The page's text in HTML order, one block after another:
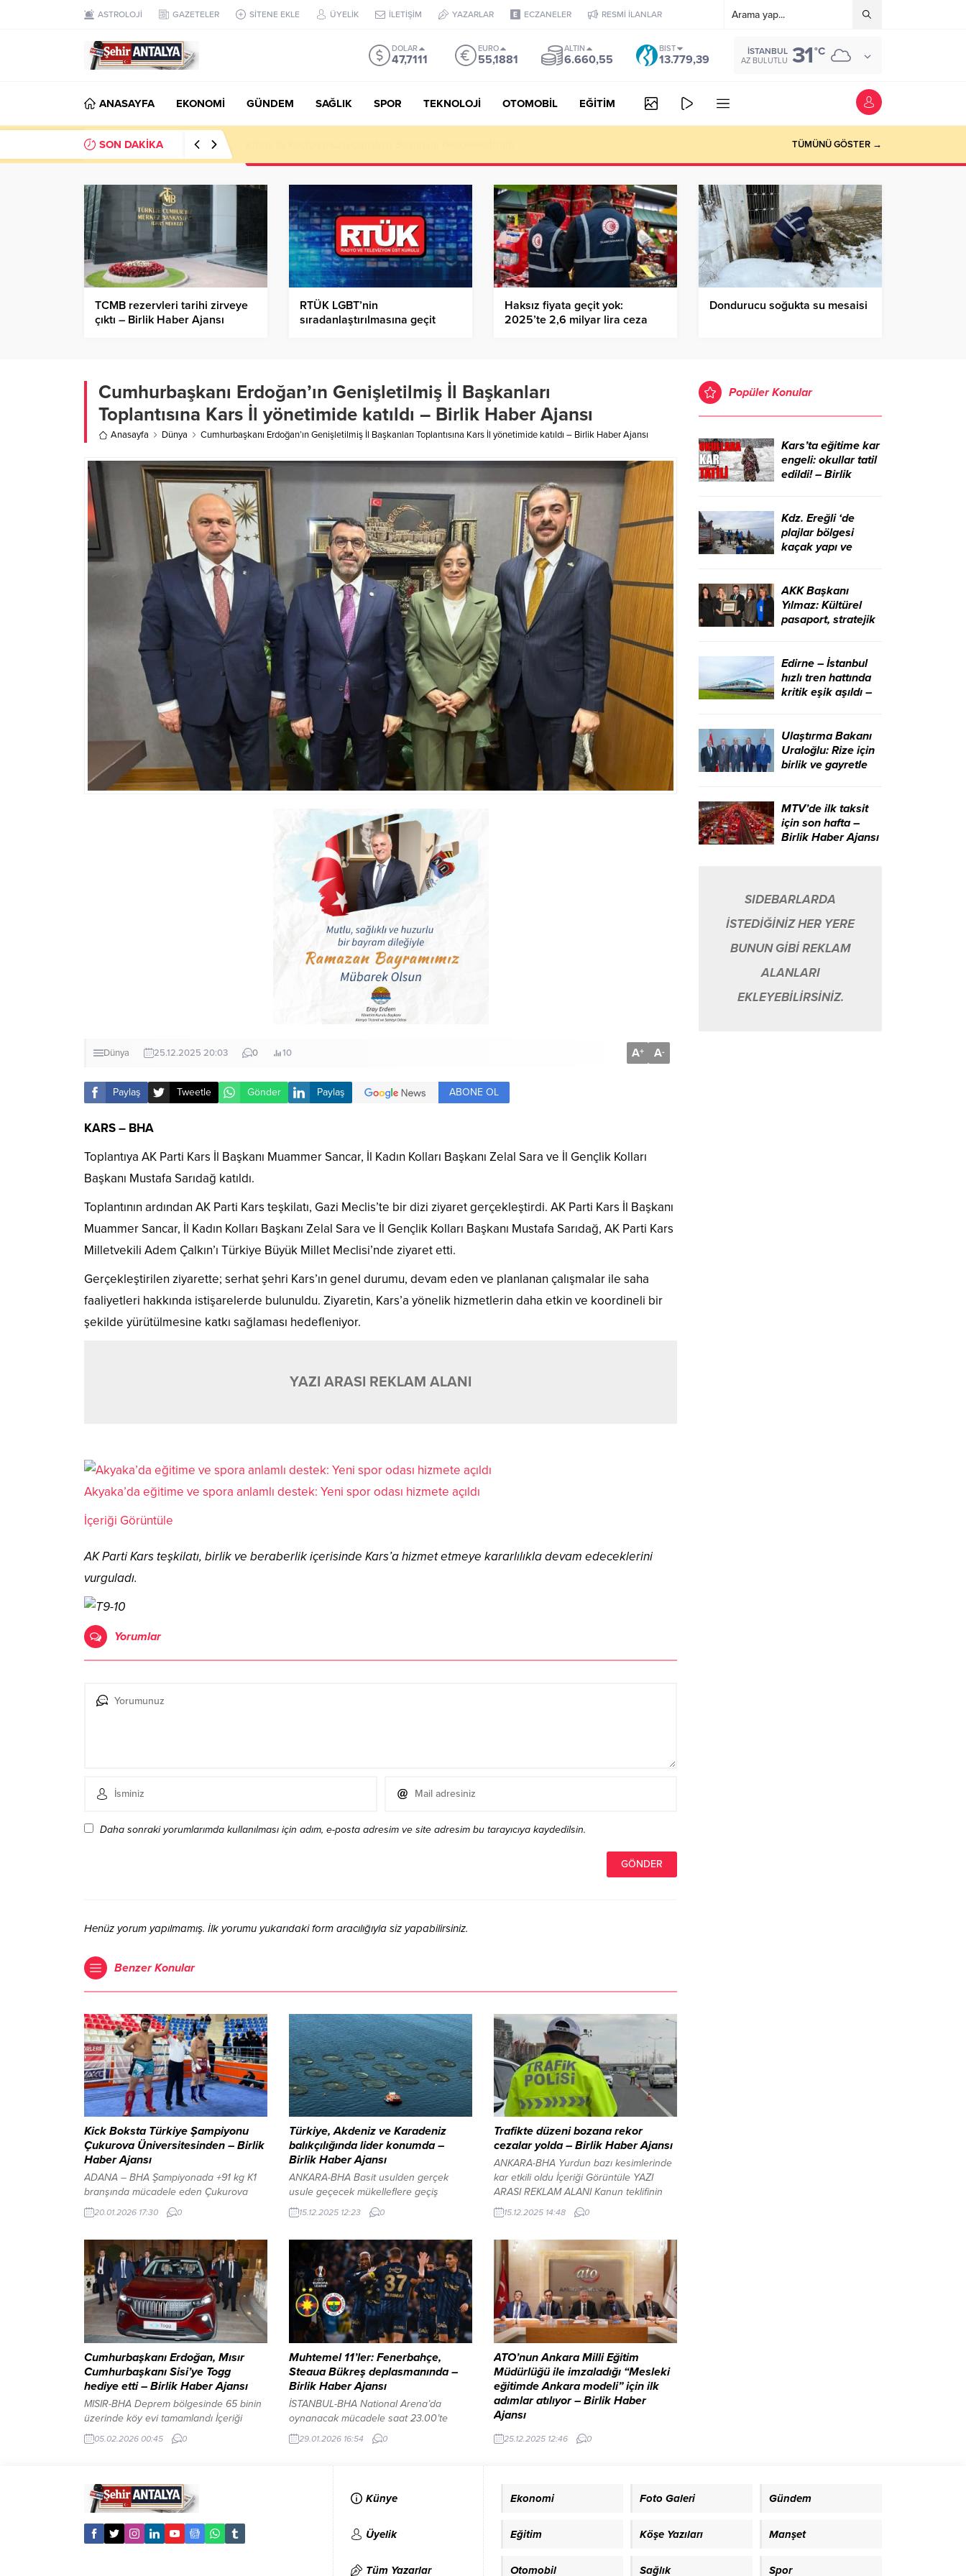
ASTROLOJİ GAZETELER SİTENE EKLE ÜYELİK İLETİŞİM YAZARLAR ECZANELER RESMİ İLANLAR
DOLAR
47,7111
EURO
55,1881
ALTIN
6.660,55
BIST
13.779,39
İSTANBUL
AZ BULUTLU 31°C
ANASAYFA EKONOMİ GÜNDEM SAĞLIK SPOR TEKNOLOJİ OTOMOBİL EĞİTİM
SON DAKİKA TÜMÜNÜ GÖSTER →
TCMB rezervleri tarihi zirveye
çıktı – Birlik Haber Ajansı
RTÜK LGBT’nin
sıradanlaştırılmasına geçit
Haksız fiyata geçit yok:
2025’te 2,6 milyar lira ceza
Dondurucu soğukta su mesaisi
Cumhurbaşkanı Erdoğan’ın Genişletilmiş İl Başkanları
Toplantısına Kars İl yönetimide katıldı – Birlik Haber Ajansı
Anasayfa Dünya Cumhurbaşkanı Erdoğan’ın Genişletilmiş İl Başkanları Toplantısına Kars İl yönetimide katıldı – Birlik Haber Ajansı
Dünya 25.12.2025 20:03 0 10 A+ A-
Paylaş Tweetle Gönder Paylaş ABONE OL
KARS – BHA
Toplantıya AK Parti Kars İl Başkanı Muammer Sancar, İl Kadın Kolları Başkanı Zelal Sara ve İl Gençlik Kolları
Başkanı Mustafa Sarıdağ katıldı.
Toplantının ardından AK Parti Kars teşkilatı, Gazi Meclis’te bir dizi ziyaret gerçekleştirdi. AK Parti Kars İl Başkanı
Muammer Sancar, İl Kadın Kolları Başkanı Zelal Sara ve İl Gençlik Kolları Başkanı Mustafa Sarıdağ, AK Parti Kars
Milletvekili Adem Çalkın’ı Türkiye Büyük Millet Meclisi’nde ziyaret etti.
Gerçekleştirilen ziyarette; serhat şehri Kars’ın genel durumu, devam eden ve planlanan çalışmalar ile saha
faaliyetleri hakkında istişarelerde bulunuldu. Ziyaretin, Kars’a yönelik hizmetlerin daha etkin ve koordineli bir
şekilde yürütülmesine katkı sağlaması hedefleniyor.
YAZI ARASI REKLAM ALANI
Akyaka’da eğitime ve spora anlamlı destek: Yeni spor odası hizmete açıldı
İçeriği Görüntüle
AK Parti Kars teşkilatı, birlik ve beraberlik içerisinde Kars’a hizmet etmeye kararlılıkla devam edeceklerini
vurguladı.
Yorumlar
Daha sonraki yorumlarımda kullanılması için adım, e-posta adresim ve site adresim bu tarayıcıya kaydedilsin.
Henüz yorum yapılmamış. İlk yorumu yukarıdaki form aracılığıyla siz yapabilirsiniz.
Benzer Konular
Kick Boksta Türkiye Şampiyonu
Çukurova Üniversitesinden – Birlik
Haber Ajansı
ADANA – BHA Şampiyonada +91 kg K1
branşında mücadele eden Çukurova
Üniversitesi Spor Bilimleri Fakültesi
öğrencisi Eray Balcı, çıktığı 4
kazanarak Türkiye Şampiyonu oldu. Eray
Balcı, şampiyonada gösterdiği
performansta emeği geçen
antrenörlerine ve katkı sağlayan
herkese teşekkür ettiğini belirtti.
Çukurova Üniversitesinin hemen her
branşta köklü bir spor...
20.01.2026 17:30 0
Türkiye, Akdeniz ve Karadeniz
balıkçılığında lider konumda –
Birlik Haber Ajansı
ANKARA-BHA Basit usulden gerçek
usule geçecek mükelleflere geçiş
kolaylığı İçeriği Görüntüle YAZI ARASI
REKLAM ALANI İki yılda bir yayımlanan
balıkçılık ve su ürünleri yetiştiriciliğine
ilişkin bilimsel veriler, uzman
değerlendirmeleri ve güncel analizleri
içerdiğini belirten Yumaklı, 2023 yılında
Akdeniz ve Karadeniz’deki toplam avcılık
üretiminin 1,12 milyon...
15.12.2025 12:23 0
Trafikte düzeni bozana rekor
cezalar yolda – Birlik Haber Ajansı
ANKARA-BHA Yurdun bazı kesimlerinde
kar etkili oldu İçeriği Görüntüle YAZI
ARASI REKLAM ALANI Kanun teklifinin
yılbaşında Meclis Genel Kurulu’nda
görüşülmesi bekleniyor. Teklifte yer alan
rekor seviyelere çıkarılmasını öngörüyor.
Alkollü araç kullananın ehliyeti alınacak
Düzenlemeye göre, kırmızı ışık ihlalinde
ısrar eden sürücülere ağır yaptırımlar
geliyor. Bir...
15.12.2025 14:48 0
Cumhurbaşkanı Erdoğan, Mısır
Cumhurbaşkanı Sisi’ye Togg
hediye etti – Birlik Haber Ajansı
MISIR-BHA Deprem bölgesinde 65 binin
üzerinde köy evi tamamlandı İçeriği
Görüntüle YAZI ARASI REKLAM ALANI
Cumhurbaşkanı Recep Tayyip Erdoğan,
Cumhurbaşkanı Abdulfettah es-Sisi ile
bir araya geldi. Görüşme sırasında
yerli ve milli elektrikli otomobili Togg’u
Cumhurbaşkanı es-Sisi’ye takdim etti.
05.02.2026 00:45 0
Muhtemel 11’ler: Fenerbahçe,
Steaua Bükreş deplasmanında –
Birlik Haber Ajansı
İSTANBUL-BHA National Arena’da
oynanacak mücadele saat 23.00’te
başlayacak. Karşılaşmayı Sırbistan
Futbol Federasyonu’ndan Nenad
için sahada Avrupa Ligi’nde geride kalan
7 maçta 3 galibiyet, 2 beraberlik ve 2
mağlubiyet alan sarı-lacivertliler,
topladığı 11 puanla 18. sırada yer alıyor.
Son maçında sahasında Aston Villa’ya 1-
0 mağlup olmasına...
29.01.2026 16:54 0
ATO’nun Ankara Milli Eğitim
Müdürlüğü ile imzaladığı “Mesleki
eğitimde Ankara modeli” için ilk
adımlar atılıyor – Birlik Haber
Ajansı
ANKARA – BHA Ankara 2026’yı ışıl ışıl
karşılıyor İçeriği Görüntüle YAZI ARASI
Yönetim Kurulu Üyesi Ahmet Akça,
politikasından ibaret olmadığını
25.12.2025 12:46 0
Popüler Konular
Kars’ta eğitime kar
engeli: okullar tatil
edildi! – Birlik
Kdz. Ereğli ‘de
plajlar bölgesi
kaçak yapı ve
Haber Ajansı
AKK Başkanı
Yılmaz: Kültürel
pasaport, stratejik
Haber Ajansı
Edirne – İstanbul
hızlı tren hattında
kritik eşik aşıldı –
Ulaştırma Bakanı
Uraloğlu: Rize için
birlik ve gayretle
Haber Ajansı
MTV’de ilk taksit
için son hafta –
Birlik Haber Ajansı
SIDEBARLARDA
İSTEDİĞİNİZ HER YERE
BUNUN GİBİ REKLAM
ALANLARI
EKLEYEBİLİRSİNİZ.
Künye
Üyelik
Tüm Yazarlar
Ekonomi Foto Galeri Gündem
Eğitim Köşe Yazıları Manşet
Otomobil Sağlık Spor